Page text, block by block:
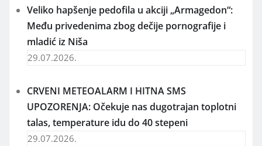
Veliko hapšenje pedofila u akciji „Armagedon“:
Među privedenima zbog dečije pornografije i
mladić iz Niša
29.07.2026.
CRVENI METEOALARM I HITNA SMS
UPOZORENJA: Očekuje nas dugotrajan toplotni
talas, temperature idu do 40 stepeni
29.07.2026.